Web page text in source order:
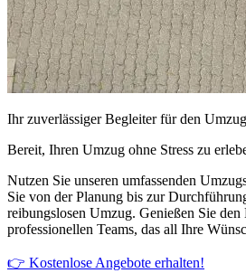
Ihr zuverlässiger Begleiter für den
Bereit, Ihren Umzug ohne Stress zu
Nutzen Sie unseren umfassenden
Sie von der Planung bis zur
reibungslosen Umzug. Genießen Sie
professionellen Teams, das all Ihre
👉 Kostenlose Angebote erhalten!